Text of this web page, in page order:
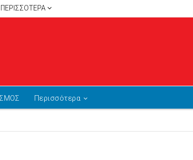
ΠΕΡΙΣΣΌΤΕΡΑ
Περισσότερα